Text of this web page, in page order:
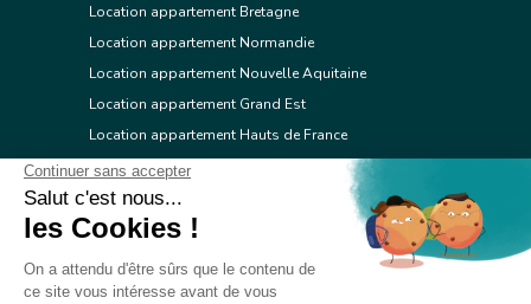
Location appartement Bretagne
Location appartement Normandie
Location appartement Nouvelle Aquitaine
Location appartement Grand Est
Location appartement Hauts de France
Location appartement Ile de France
Location appartement Centre Val de Loire
Location appartement Occitanie
Location appartement Provence Alpes Côte d'Azur